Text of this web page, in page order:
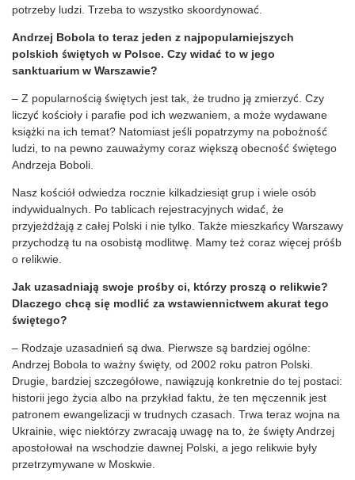
potrzeby ludzi. Trzeba to wszystko skoordynować.
Andrzej Bobola to teraz jeden z najpopularniejszych
polskich świętych w Polsce. Czy widać to w jego
sanktuarium w Warszawie?
– Z popularnością świętych jest tak, że trudno ją zmierzyć. Czy
liczyć kościoły i parafie pod ich wezwaniem, a może wydawane
książki na ich temat? Natomiast jeśli popatrzymy na pobożność
ludzi, to na pewno zauważymy coraz większą obecność świętego
Andrzeja Boboli.
Nasz kościół odwiedza rocznie kilkadziesiąt grup i wiele osób
indywidualnych. Po tablicach rejestracyjnych widać, że
przyjeżdżają z całej Polski i nie tylko. Także mieszkańcy Warszawy
przychodzą tu na osobistą modlitwę. Mamy też coraz więcej próśb
o relikwie.
Jak uzasadniają swoje prośby ci, którzy proszą o relikwie?
Dlaczego chcą się modlić za wstawiennictwem akurat tego
świętego?
– Rodzaje uzasadnień są dwa. Pierwsze są bardziej ogólne:
Andrzej Bobola to ważny święty, od 2002 roku patron Polski.
Drugie, bardziej szczegółowe, nawiązują konkretnie do tej postaci:
historii jego życia albo na przykład faktu, że ten męczennik jest
patronem ewangelizacji w trudnych czasach. Trwa teraz wojna na
Ukrainie, więc niektórzy zwracają uwagę na to, że święty Andrzej
apostołował na wschodzie dawnej Polski, a jego relikwie były
przetrzymywane w Moskwie.